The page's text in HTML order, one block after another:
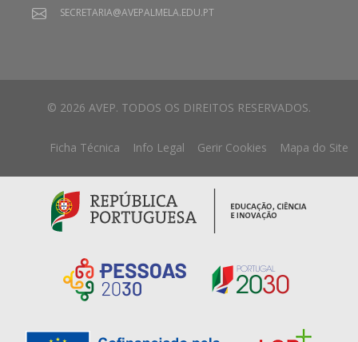
SECRETARIA@AVEPALMELA.EDU.PT
© 2026 AVEP. TODOS OS DIREITOS RESERVADOS.
Ficha Técnica Info Legal Gerir Cookies Mapa do Site